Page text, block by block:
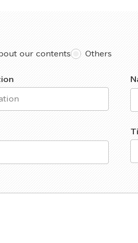
our contents Others